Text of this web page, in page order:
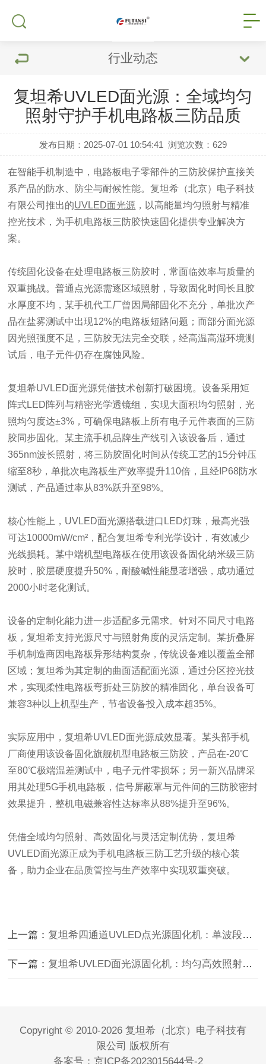
行业动态
复坦希UVLED面光源：全域均匀
照射守护手机电路板三防品质
发布日期：2025-07-01 10:54:41 浏览次数：629
在智能手机制造中，电路板电子零部件的三防胶保护直接关
系产品的防水、防尘与耐候性能。复坦希（北京）电子科技
有限公司推出的UVLED面光源 ，以高能量均匀照射与精准
控光技术，为手机电路板三防胶快速固化提供专业解决方
案。
传统固化设备在处理电路板三防胶时，常面临效率与质量的
双重挑战。普通点光源需逐区域照射，导致固化时间长且胶
水厚度不均，某手机代工厂曾因局部固化不充分，单批次产
品在盐雾测试中出现12%的电路板短路问题；而部分面光源
因光照强度不足，三防胶无法完全交联，经高温高湿环境测
试后，电子元件仍存在腐蚀风险。
复坦希UVLED面光源凭借技术创新打破困境。设备采用矩
阵式LED阵列与精密光学透镜组，实现大面积均匀照射，光
照均匀度达±3%，可确保电路板上所有电子元件表面的三防
胶同步固化。某主流手机品牌生产线引入该设备后，通过
365nm波长照射，将三防胶固化时间从传统工艺的15分钟压
缩至8秒，单批次电路板生产效率提升110倍，且经IP68防水
测试，产品通过率从83%跃升至98%。
核心性能上，UVLED面光源搭载进口LED灯珠，最高光强
可达10000mW/cm²，配合复坦希专利光学设计，有效减少
光线损耗。某中端机型电路板在使用该设备固化纳米级三防
胶时，胶层硬度提升50%，耐酸碱性能显著增强，成功通过
2000小时老化测试。
设备的定制化能力进一步适配多元需求。针对不同尺寸电路
板，复坦希支持光源尺寸与照射角度的灵活定制。某折叠屏
手机制造商因电路板异形结构复杂，传统设备难以覆盖全部
区域；复坦希为其定制的曲面适配面光源，通过分区控光技
术，实现柔性电路板弯折处三防胶的精准固化，单台设备可
兼容3种以上机型生产，节省设备投入成本超35%。
实际应用中，复坦希UVLED面光源成效显著。某头部手机
厂商使用该设备固化旗舰机型电路板三防胶，产品在-20℃
至80℃极端温差测试中，电子元件零损坏；另一新兴品牌采
用其处理5G手机电路板，信号屏蔽罩与元件间的三防胶密封
效果提升，整机电磁兼容性达标率从88%提升至96%。
凭借全域均匀照射、高效固化与灵活定制优势，复坦希
UVLED面光源正成为手机电路板三防工艺升级的核心装
备，助力企业在品质管控与生产效率中实现双重突破。
上一篇：复坦希四通道UVLED点光源固化机：单波段精准输出，重塑胶水
下一篇：复坦希UVLED面光源固化机：均匀高效照射，重塑工业固化工艺
Copyright © 2010-2026 复坦希（北京）电子科技有
限公司 版权所有
备案号： 京ICP备2023015644号-2